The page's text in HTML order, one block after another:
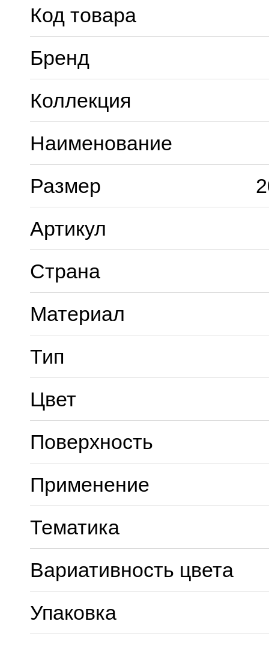
Код товара
Бренд
Коллекция
Наименование
Размер
Артикул
Страна
Материал
Тип
Цвет
Поверхность
Применение
Тематика
Вариативность цвета
Упаковка